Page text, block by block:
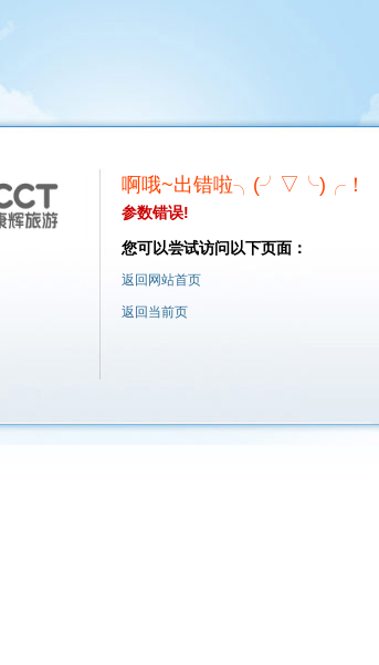
啊哦~出错啦╮(╯▽╰)╭！
参数错误!
您可以尝试访问以下页面：
返回网站首页
返回当前页